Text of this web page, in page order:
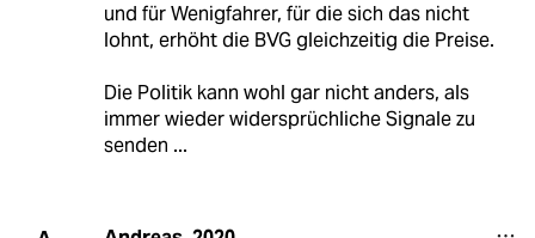
und für Wenigfahrer, für die sich das nicht
lohnt, erhöht die BVG gleichzeitig die Preise.
Die Politik kann wohl gar nicht anders, als
immer wieder widersprüchliche Signale zu
senden ...